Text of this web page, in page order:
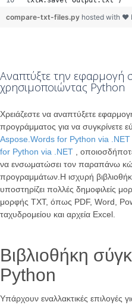
compare-txt-files.py hosted with ❤
Αναπτύξτε την εφαρμογή
χρησιμοποιώντας Python
Χρειάζεστε να αναπτύξετε
προγράμματος για να συγκρίνετε
Aspose.Words for Python via .NET
for Python via .NET ,
να ενσωματώσει τον παραπάνω
προγραμμάτων.Η ισχυρή
υποστηρίζει πολλές δημοφιλείς
μορφής TXT, όπως PDF, Word,
ταχυδρομείου και αρχεία Excel.
Βιβλιοθήκη
Python
Υπάρχουν εναλλακτικές επιλογές